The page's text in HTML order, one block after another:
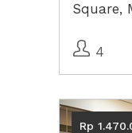
Square,
4
Rp